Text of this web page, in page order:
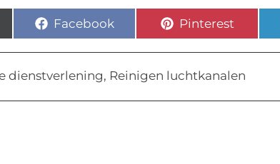
Facebook Pinterest
dienstverlening, Reinigen luchtkanalen